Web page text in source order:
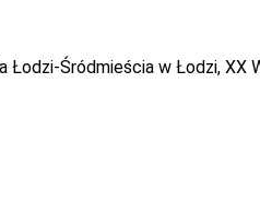
Śródmieścia w Łodzi, XX